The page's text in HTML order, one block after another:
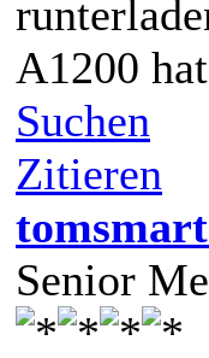
A1200
Suchen
Zitieren
Senior